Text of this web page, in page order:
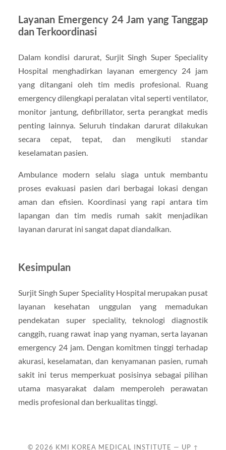
Layanan Emergency 24 Jam yang Tanggap
dan Terkoordinasi
Dalam kondisi darurat, Surjit Singh Super Speciality
Hospital menghadirkan layanan emergency 24 jam
yang ditangani oleh tim medis profesional. Ruang
emergency dilengkapi peralatan vital seperti ventilator,
monitor jantung, defibrillator, serta perangkat medis
penting lainnya. Seluruh tindakan darurat dilakukan
secara cepat, tepat, dan mengikuti standar
keselamatan pasien.
Ambulance modern selalu siaga untuk membantu
proses evakuasi pasien dari berbagai lokasi dengan
aman dan efisien. Koordinasi yang rapi antara tim
lapangan dan tim medis rumah sakit menjadikan
layanan darurat ini sangat dapat diandalkan.
Kesimpulan
Surjit Singh Super Speciality Hospital merupakan pusat
layanan kesehatan unggulan yang memadukan
pendekatan super speciality, teknologi diagnostik
canggih, ruang rawat inap yang nyaman, serta layanan
emergency 24 jam. Dengan komitmen tinggi terhadap
akurasi, keselamatan, dan kenyamanan pasien, rumah
sakit ini terus memperkuat posisinya sebagai pilihan
utama masyarakat dalam memperoleh perawatan
medis profesional dan berkualitas tinggi.
© 2026 KMI KOREA MEDICAL INSTITUTE — UP ↑